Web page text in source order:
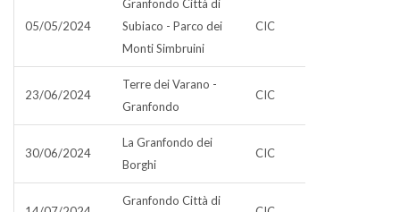
05/05/2024
Granfondo Città di
Subiaco - Parco dei
Monti Simbruini
CIC
23/06/2024
Terre dei Varano -
Granfondo
CIC
30/06/2024
La Granfondo dei
Borghi
CIC
Granfondo Città di